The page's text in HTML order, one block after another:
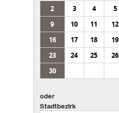
2
3 4 5
9
10 11 12
16
17 18 19
23
24 25 26
30
oder
Stadtbezirk